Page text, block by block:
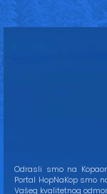
Odrasli smo na
Portal HopNaKop smo
Vašeg kvalitetnog